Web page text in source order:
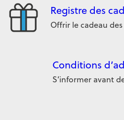
Registre des
Offrir le cadeau
Conditions
S’informer avant